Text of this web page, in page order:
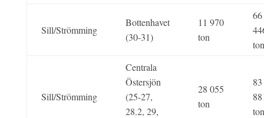
Sill/Strömming
Bottenhavet
(30-31)
11 970
ton
66
ton
Sill/Strömming
Centrala
Östersjön
(25-27,
28.2, 29,
28 055
ton
83
ton